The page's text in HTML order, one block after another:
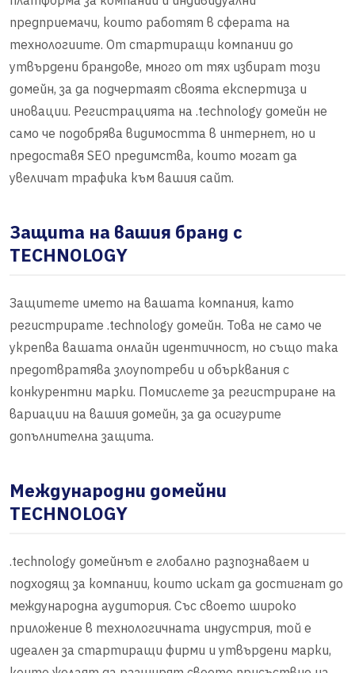
предприемачи, които работят в сферата на
технологиите. От стартиращи компании до
утвърдени брандове, много от тях избират този
домейн, за да подчертаят своята експертиза и
иновации. Регистрацията на .technology домейн не
само че подобрява видимостта в интернет, но и
предоставя SEO предимства, които могат да
увеличат трафика към вашия сайт.
Защита на вашия бранд с
TECHNOLOGY
Защитете името на вашата компания, като
регистрирате .technology домейн. Това не само че
укрепва вашата онлайн идентичност, но също така
предотвратява злоупотреби и обърквания с
конкурентни марки. Помислете за регистриране на
вариации на вашия домейн, за да осигурите
допълнителна защита.
Международни домейни
TECHNOLOGY
.technology домейнът е глобално разпознаваем и
подходящ за компании, които искат да достигнат до
международна аудитория. Със своето широко
приложение в технологичната индустрия, той е
идеален за стартиращи фирми и утвърдени марки,